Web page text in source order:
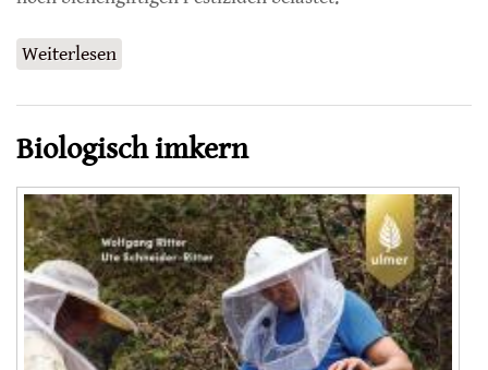
Weiterlesen
Biologisch imkern